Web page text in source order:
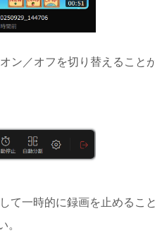
ン／オフを切り替えること
て一時的に録画を止めるこ